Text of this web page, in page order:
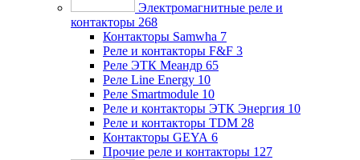
Электромагнитные реле и
контакторы 268
Контакторы Samwha 7
Реле и контакторы F&F 3
Реле ЭТК Меандр 65
Реле Line Energy 10
Реле Smartmodule 10
Реле и контакторы ЭТК Энергия 10
Реле и контакторы TDM 28
Контакторы GEYA 6
Прочие реле и контакторы 127